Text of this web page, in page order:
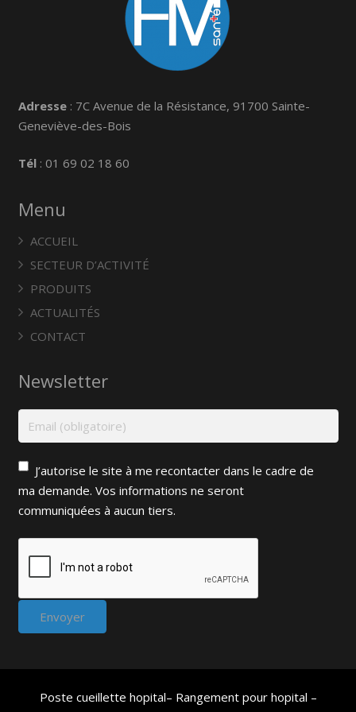
Adresse: 7C Avenue de la Résistance, 91700 Sainte-
Geneviève-des-Bois
Tél: 01 69 02 18 60
Menu
ACCUEIL
SECTEUR D’ACTIVITÉ
PRODUITS
ACTUALITÉS
CONTACT
Newsletter
J’autorise le site à me recontacter dans le cadre de
ma demande. Vos informations ne seront
communiquées à aucun tiers.
Poste cueillette hopital– Rangement pour hopital –